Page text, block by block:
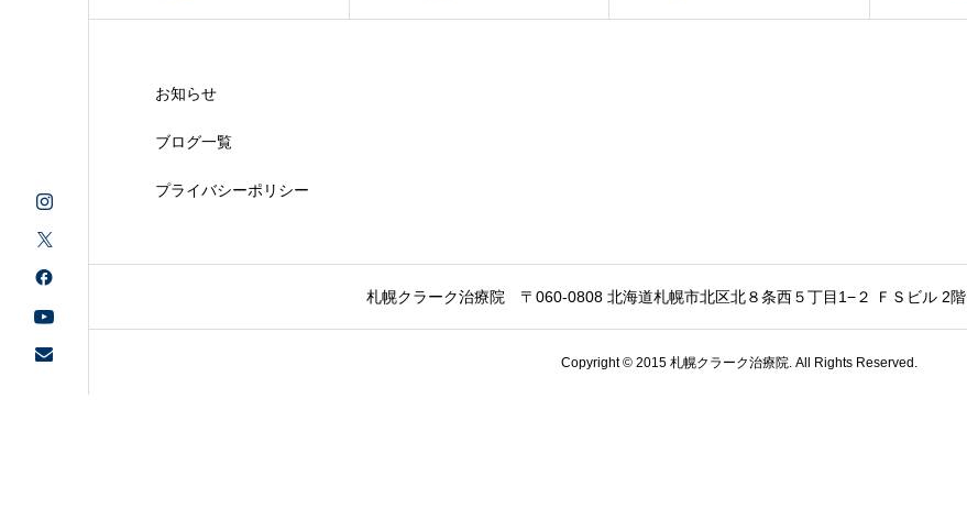
お知らせ
ブログ一覧
プライバシーポリシー
札幌クラーク治療院 〒060-0808 北海道札幌市北区北８条西５丁目1−２ ＦＳビル 2階
Copyright © 2015 札幌クラーク治療院. All Rights Reserved.